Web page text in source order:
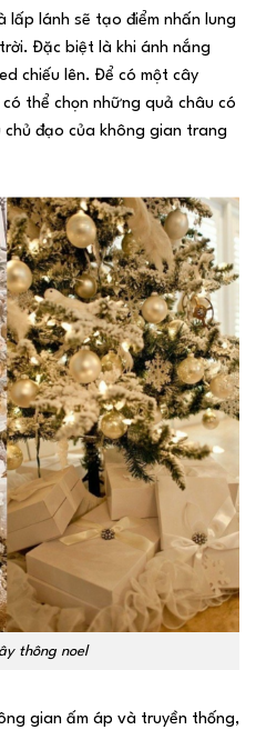
lấp lánh sẽ tạo điểm nhấn lung
Đặc biệt là khi ánh nắng
chiếu lên. Để có một cây
thể chọn những quả châu có
chủ đạo của không gian trang
thông noel
gian ấm áp và truyền thống,